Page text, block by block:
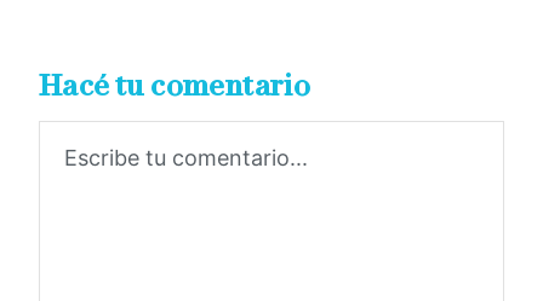
Hacé tu comentario